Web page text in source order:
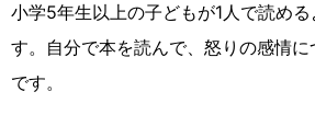
小学5年生以上の子どもが1人で読める
す。自分で本を読んで、怒りの感情
です。